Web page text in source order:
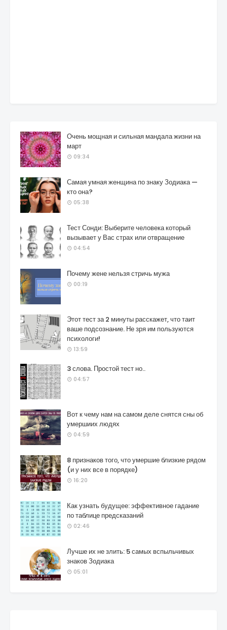
Очень мощная и сильная мандала жизни на
март
09:34
Самая умная женщина по знаку Зодиака —
кто она?
05:38
Тест Сонди: Выберите человека который
вызывает у Вас страх или отвращение
04:54
Почему жене нельзя стричь мужа
00:19
Этот тест за 2 минуты расскажет, что таит
ваше подсознание. Не зря им пользуются
психологи!
13:59
3 слова. Простой тест но..
04:57
Вот к чему нам на самом деле снятся сны об
умершиих людях
04:59
8 признаков того, что умершие близкие рядом
(и у них все в порядке)
16:20
Как узнать будущее: эффективное гадание
по таблице предсказаний
02:46
Лучше их не злить: 5 самых вспыльчивых
знаков Зодиака
05:01